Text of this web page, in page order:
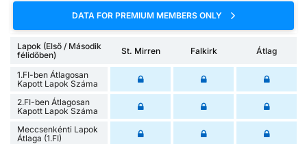
DATA FOR PREMIUM MEMBERS ONLY
Lapok (Első / Második
félidőben)
St. Mirren Falkirk Átlag
1.FI-ben Átlagosan
Kapott Lapok Száma
2.FI-ben Átlagosan
Kapott Lapok Száma
Meccsenkénti Lapok
Átlaga (1.FI)